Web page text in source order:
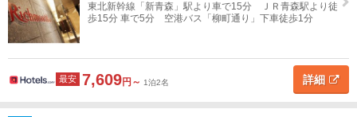
縄
閉じる
東北新幹線「新青森」駅より車で15分 ＪＲ青森駅より徒
歩15分 車で5分 空港バス「柳町通り」下車徒歩1分
最安 7,609円～ 1泊2名 詳細